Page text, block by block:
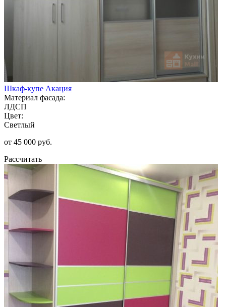
Шкаф-купе Акация
Материал фасада:
ЛДСП
Цвет:
Светлый
от 45 000 руб.
Рассчитать